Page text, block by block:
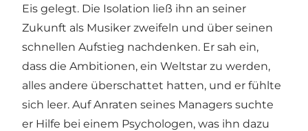
Eis gelegt. Die Isolation ließ ihn an seiner
Zukunft als Musiker zweifeln und über seinen
schnellen Aufstieg nachdenken. Er sah ein,
dass die Ambitionen, ein Weltstar zu werden,
alles andere überschattet hatten, und er fühlte
sich leer. Auf Anraten seines Managers suchte
er Hilfe bei einem Psychologen, was ihn dazu